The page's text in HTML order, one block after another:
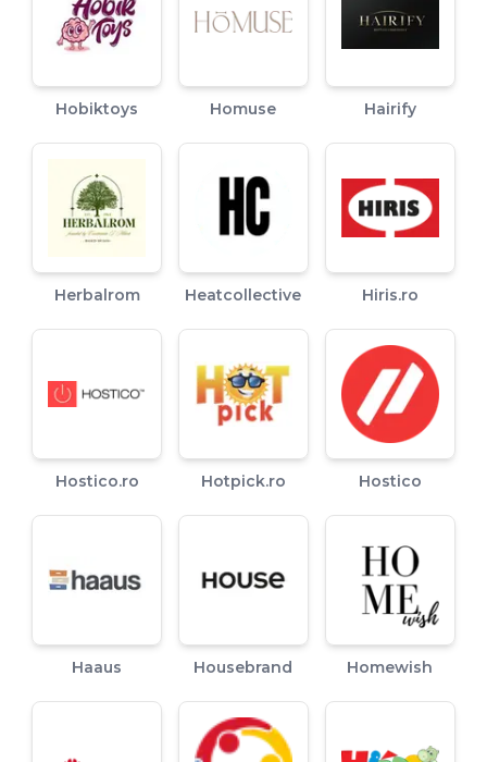
Hobiktoys Homuse Hairify
Herbalrom Heatcollective Hiris.ro
Hostico.ro Hotpick.ro Hostico
Haaus Housebrand Homewish